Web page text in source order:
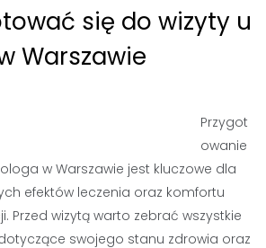
się do wizyty u
Warszawie
Przygot
owanie
w Warszawie jest kluczowe dla
efektów leczenia oraz komfortu
Przed wizytą warto zebrać wszystkie
swojego stanu zdrowia oraz